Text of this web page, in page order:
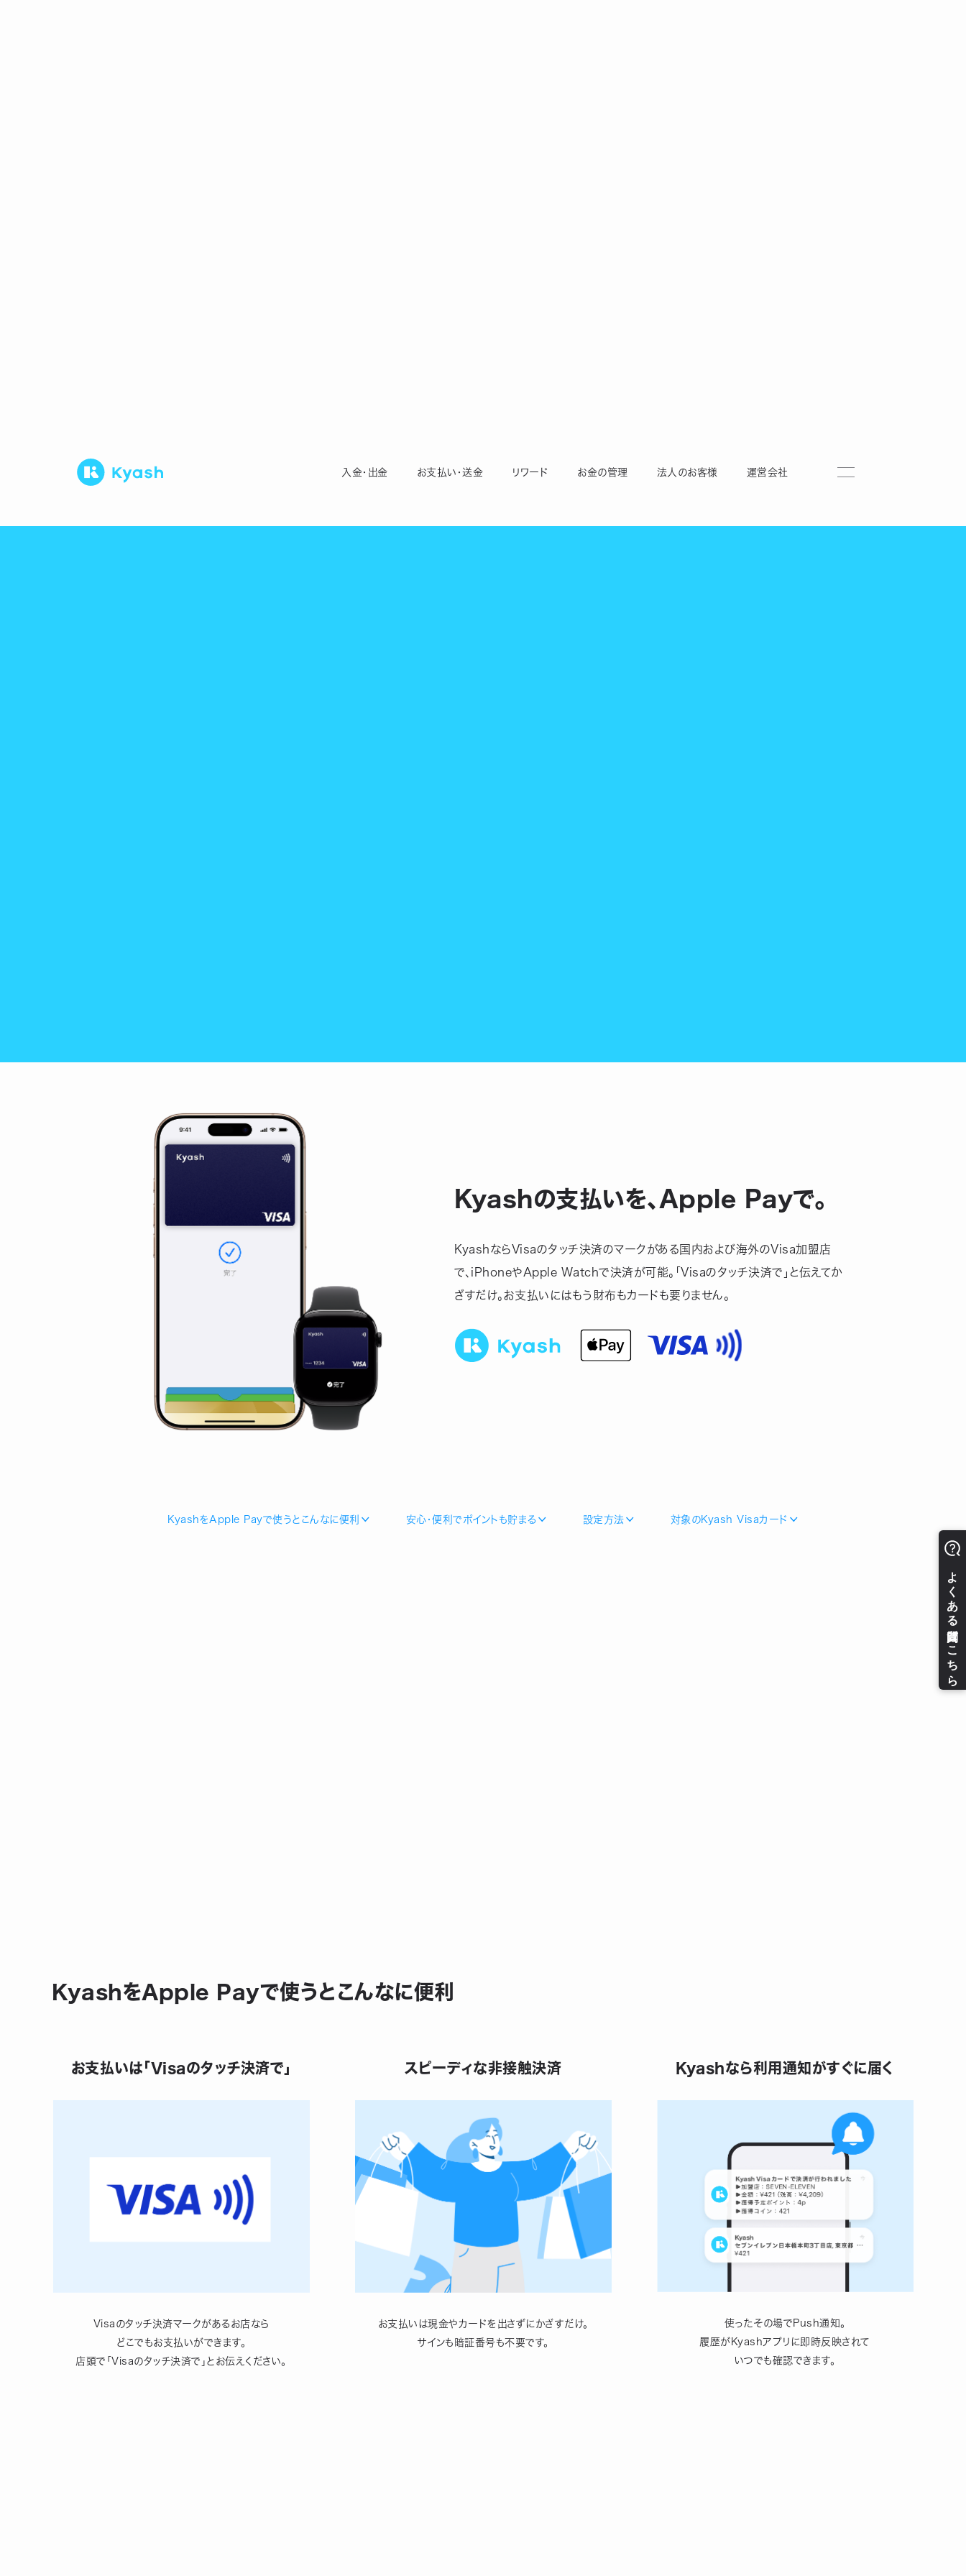
入金・出金 お支払い・送金 リワード お金の管理 法人のお客様 運営会社
Kyashの支払いを、Apple Payで。
KyashならVisaのタッチ決済のマークがある国内および海外のVisa加盟店
で、iPhoneやApple Watchで決済が可能。「Visaのタッチ決済で」と伝えてか
ざすだけ。お支払いにはもう財布もカードも要りません。
KyashをApple Payで使うとこんなに便利 安心・便利でポイントも貯まる 設定方法 対象のKyash Visaカード
KyashをApple Payで使うとこんなに便利
お支払いは「Visaのタッチ決済で」
Visaのタッチ決済マークがあるお店なら
どこでもお支払いができます。
店頭で「Visaのタッチ決済で」とお伝えください。
スピーディな非接触決済
お支払いは現金やカードを出さずにかざすだけ。
サインも暗証番号も不要です。
Kyashなら利用通知がすぐに届く
使ったその場でPush通知。
履歴がKyashアプリに即時反映されて
いつでも確認できます。